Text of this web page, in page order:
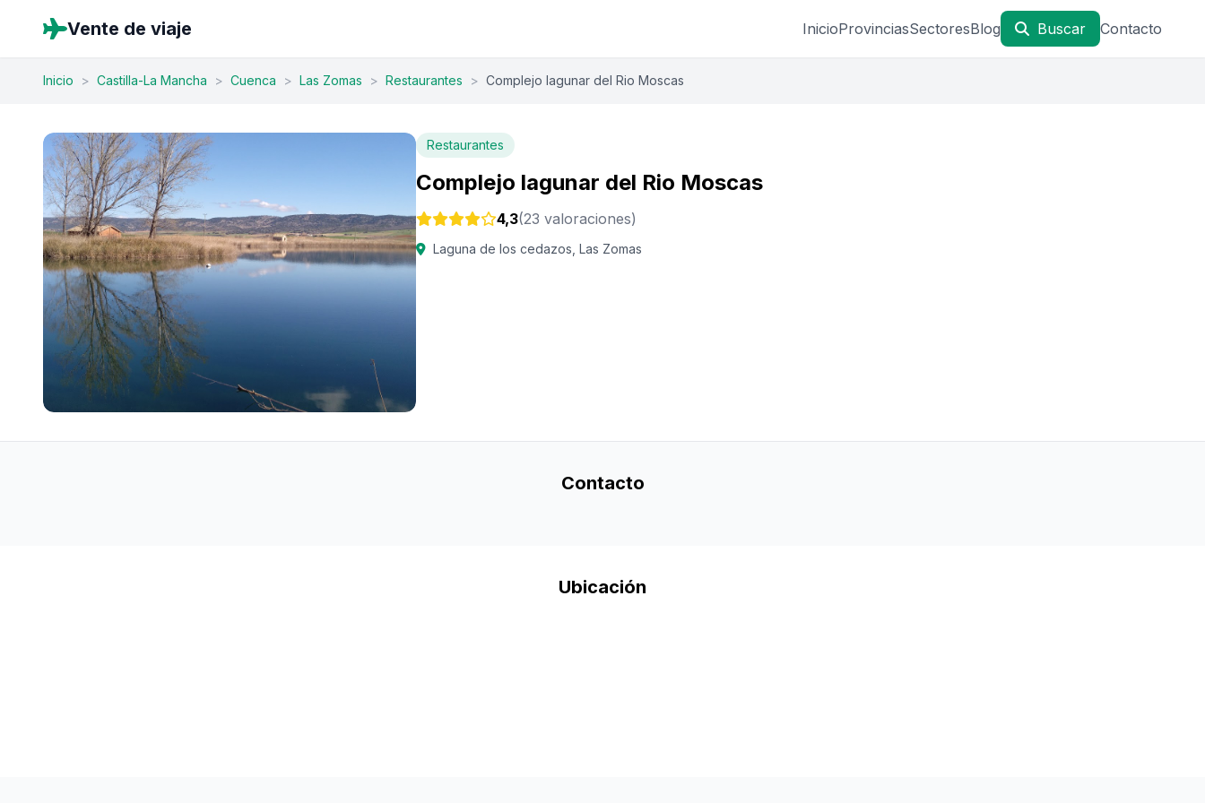
Vente de viaje InicioProvinciasSectoresBlog Buscar Contacto
Inicio > Castilla-La Mancha > Cuenca > Las Zomas > Restaurantes > Complejo lagunar del Rio Moscas
Restaurantes
Complejo lagunar del Rio Moscas
4,3(23 valoraciones)
Laguna de los cedazos, Las Zomas
Contacto
Ubicación